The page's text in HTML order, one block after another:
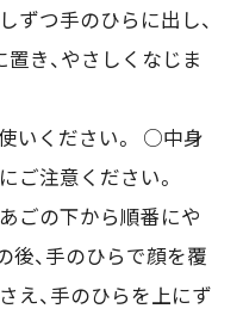
つ手のひらに出し、
き、やさしくなじま
いください。 ○中身
ご注意ください。
ごの下から順番にや
後、手のひらで顔を覆
え、手のひらを上にず